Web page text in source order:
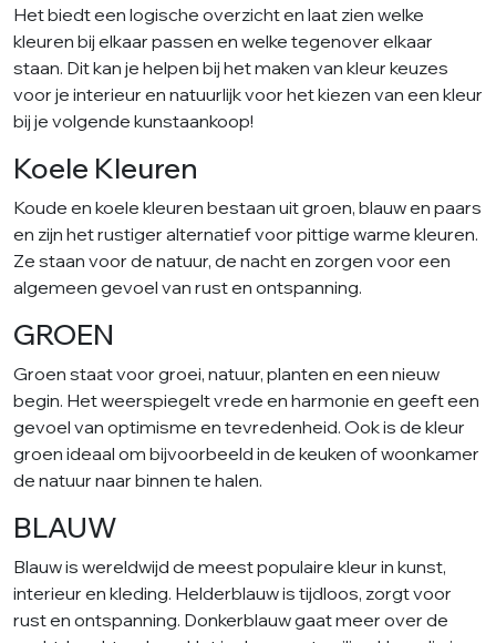
Het biedt een logische overzicht en laat zien welke
kleuren bij elkaar passen en welke tegenover elkaar
staan. Dit kan je helpen bij het maken van kleur keuzes
voor je interieur en natuurlijk voor het kiezen van een kleur
bij je volgende kunstaankoop!
Koele Kleuren
Koude en koele kleuren bestaan ​​uit groen, blauw en paars
en zijn het rustiger alternatief voor pittige warme kleuren.
Ze staan voor de natuur, de nacht en zorgen voor een
algemeen gevoel van rust en ontspanning.
GROEN
Groen staat voor groei, natuur, planten en een nieuw
begin. Het weerspiegelt vrede en harmonie en geeft een
gevoel van optimisme en tevredenheid. Ook is de kleur
groen ideaal om bijvoorbeeld in de keuken of woonkamer
de natuur naar binnen te halen.
BLAUW
Blauw is wereldwijd de meest populaire kleur in kunst,
interieur en kleding. Helderblauw is tijdloos, zorgt voor
rust en ontspanning. Donkerblauw gaat meer over de